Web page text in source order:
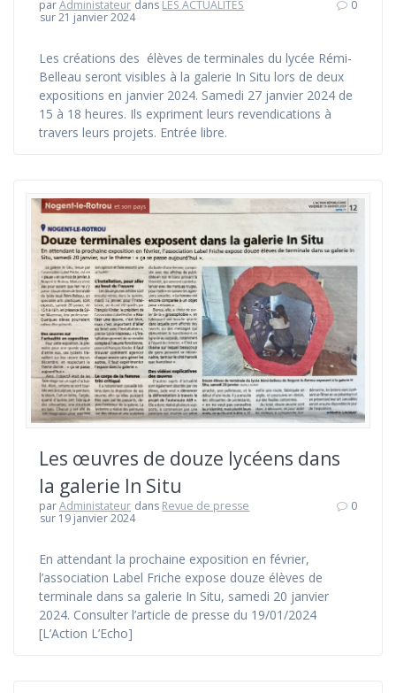
parAdministateur dans LES ACTUALITÉS
sur 21 janvier 2024
0
Les créations des élèves de terminales du lycée Rémi-
Belleau seront visibles à la galerie In Situ lors de deux
expositions en janvier 2024. Samedi 27 janvier 2024 de
15 à 18 heures. Ils expriment leurs revendications à
travers leurs projets. Entrée libre.
Les œuvres de douze lycéens dans
la galerie In Situ
parAdministateur dans Revue de presse
sur 19 janvier 2024
0
En attendant la prochaine exposition en février,
l’association Label Friche expose douze élèves de
terminale dans sa galerie In Situ, samedi 20 janvier
2024. Consulter l’article de presse du 19/01/2024
[L’Action L’Echo]